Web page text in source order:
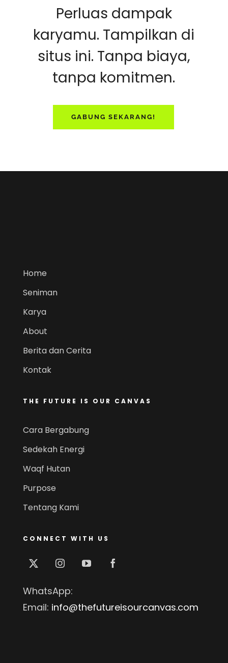
Perluas dampak
karyamu. Tampilkan di
situs ini. Tanpa biaya,
tanpa komitmen.
GABUNG SEKARANG!
Home
Seniman
Karya
About
Berita dan Cerita
Kontak
THE FUTURE IS OUR CANVAS
Cara Bergabung
Sedekah Energi
Waqf Hutan
Purpose
Tentang Kami
CONNECT WITH US
WhatsApp:
Email: info@thefutureisourcanvas.com